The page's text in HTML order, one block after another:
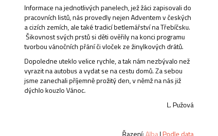
Informace na jednotlivých panelech, jež žáci zapisovali do
pracovních listů, nás provedly nejen Adventem v českých
a cizích zemích, ale také tradicí betlemářství na Třebíčsku.
Šikovnost svých prstů si děti ověřily na konci programu
tvorbou vánočních přání či vloček ze žinylkových drátů.
Dopoledne uteklo velice rychle, a tak nám nezbývalo než
vyrazit na autobus a vydat se na cestu domů. Za sebou
jsme zanechali příjemně prožitý den, v němž na nás již
dýchlo kouzlo Vánoc.
L. Pužová
Řazení:Alba|Podle data